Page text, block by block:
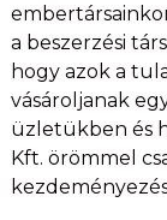
a beszerzési
hogy azok a
vásároljanak
üzletükben és
Kft. örömmel